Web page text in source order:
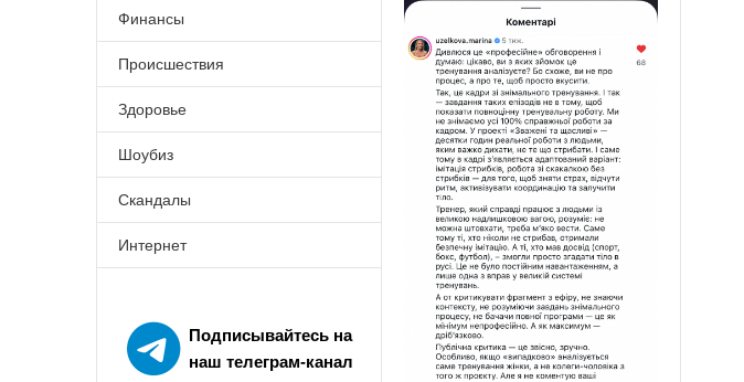
Финансы
Происшествия
Здоровье
Шоубиз
Скандалы
Интернет
Подписывайтесь на
наш телеграм-канал